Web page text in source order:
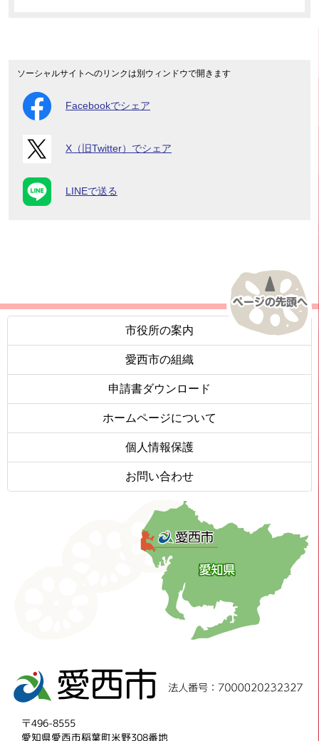
ソーシャルサイトへのリンクは別ウィンドウで開きます
Facebookでシェア
X（旧Twitter）でシェア
LINEで送る
市役所の案内
愛西市の組織
申請書ダウンロード
ホームページについて
個人情報保護
お問い合わせ
〒496-8555
愛知県愛西市稲葉町米野308番地